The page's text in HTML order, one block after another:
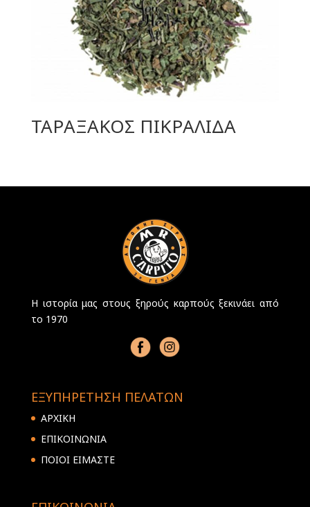
ΤΑΡΑΞΑΚΟΣ ΠΙΚΡΑΛΙΔΑ
Η ιστορία μας στους ξηρούς καρπούς ξεκινάει από
το 1970
ΕΞΥΠΗΡΕΤΗΣΗ ΠΕΛΑΤΩΝ
ΑΡΧΙΚΗ
ΕΠΙΚΟΙΝΩΝΙΑ
ΠΟΙΟΙ ΕΙΜΑΣΤΕ